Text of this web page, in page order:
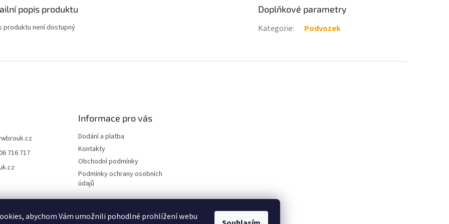
abychom Vám umožnili pohodlné prohlížení webu
popis produktu
produktu není dostupný
Doplňkové parametry
Kategorie: Podvozek
716 717
Informace pro vás
Dodání a platba
Kontakty
Obchodní podmínky
Podmínky ochrany osobních
údajů